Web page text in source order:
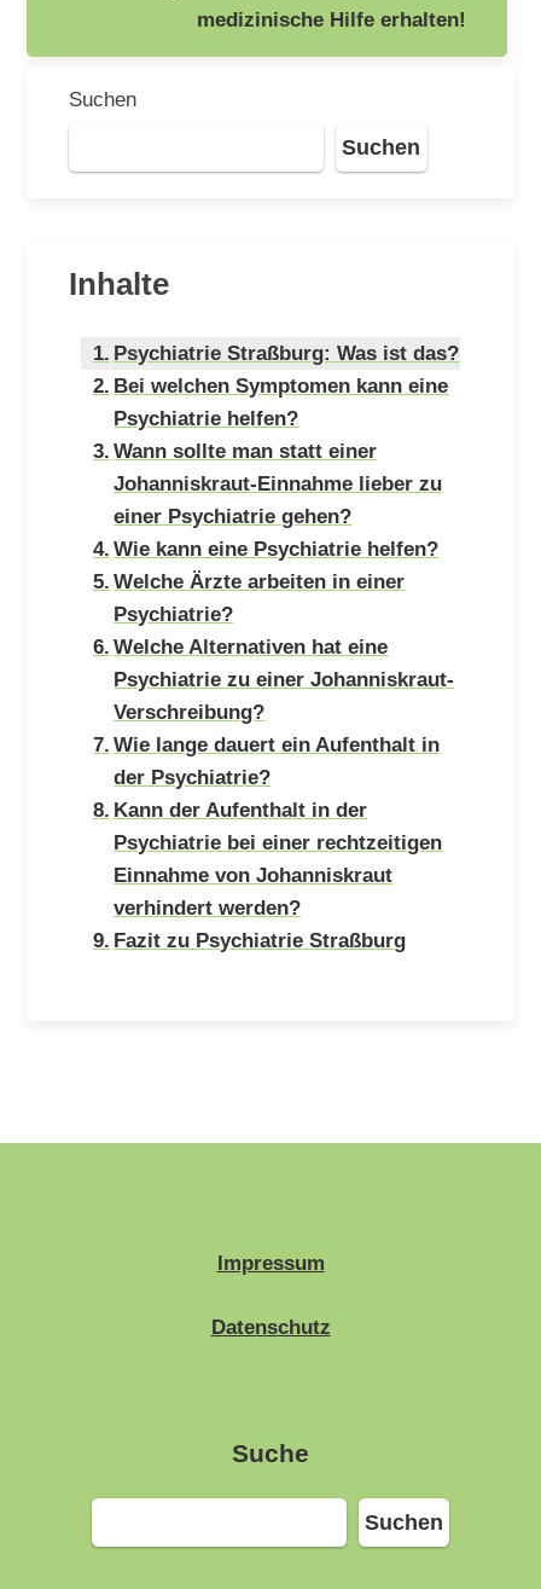
medizinische Hilfe erhalten!
Suchen
Suchen
Inhalte
Psychiatrie Straßburg: Was ist das?
Bei welchen Symptomen kann eine
Psychiatrie helfen?
Wann sollte man statt einer
Johanniskraut-Einnahme lieber zu
einer Psychiatrie gehen?
Wie kann eine Psychiatrie helfen?
Welche Ärzte arbeiten in einer
Psychiatrie?
Welche Alternativen hat eine
Psychiatrie zu einer Johanniskraut-
Verschreibung?
Wie lange dauert ein Aufenthalt in
der Psychiatrie?
Kann der Aufenthalt in der
Psychiatrie bei einer rechtzeitigen
Einnahme von Johanniskraut
verhindert werden?
Fazit zu Psychiatrie Straßburg
Impressum
Datenschutz
Suche
Suchen
Suchen